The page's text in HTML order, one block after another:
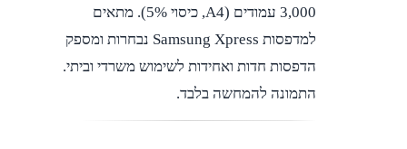
‎3,000‎ עמודים (A4, כיסוי ‎5%‎). מתאים
למדפסות Samsung Xpress נבחרות ומספק
הדפסות חדות ואחידות לשימוש משרדי וביתי.
התמונה להמחשה בלבד.